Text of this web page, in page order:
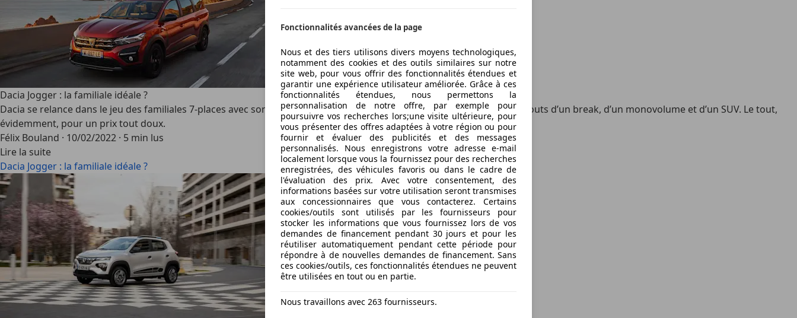
Dacia Jogger : la familiale idéale ?
Dacia se relance dans le jeu des familiales 7-places avec son nouveau Jogger, une sorte de melting-pot amassant les atouts d’un break, d’un monovolume et d’un SUV. Le tout,
évidemment, pour un prix tout doux.
Félix Bouland · 10/02/2022 · 5 min lus
Lire la suite
Dacia Jogger : la familiale idéale ?
Fonctionnalités avancées de la page
Nous et des tiers utilisons divers moyens technologiques,
notamment des cookies et des outils similaires sur notre
site web, pour vous offrir des fonctionnalités étendues et
garantir une expérience utilisateur améliorée. Grâce à ces
fonctionnalités étendues, nous permettons la
personnalisation de notre offre, par exemple pour
poursuivre vos recherches lors;une visite ultérieure, pour
vous présenter des offres adaptées à votre région ou pour
fournir et évaluer des publicités et des messages
personnalisés. Nous enregistrons votre adresse e-mail
localement lorsque vous la fournissez pour des recherches
enregistrées, des véhicules favoris ou dans le cadre de
l'évaluation des prix. Avec votre consentement, des
informations basées sur votre utilisation seront transmises
aux concessionnaires que vous contacterez. Certains
cookies/outils sont utilisés par les fournisseurs pour
stocker les informations que vous fournissez lors de vos
demandes de financement pendant 30 jours et pour les
réutiliser automatiquement pendant cette période pour
répondre à de nouvelles demandes de financement. Sans
ces cookies/outils, ces fonctionnalités étendues ne peuvent
être utilisées en tout ou en partie.
Nous travaillons avec 263 fournisseurs.